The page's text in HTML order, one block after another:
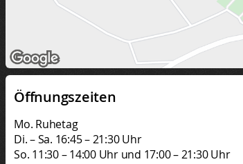
Öffnungszeiten
Mo. Ruhetag
Di. – Sa. 16:45 – 21:30 Uhr
So. 11:30 – 14:00 Uhr und 17:00 – 21:30 Uhr